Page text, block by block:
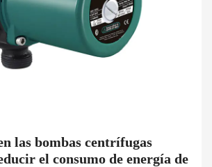
las bombas centrífugas
el consumo de energía de